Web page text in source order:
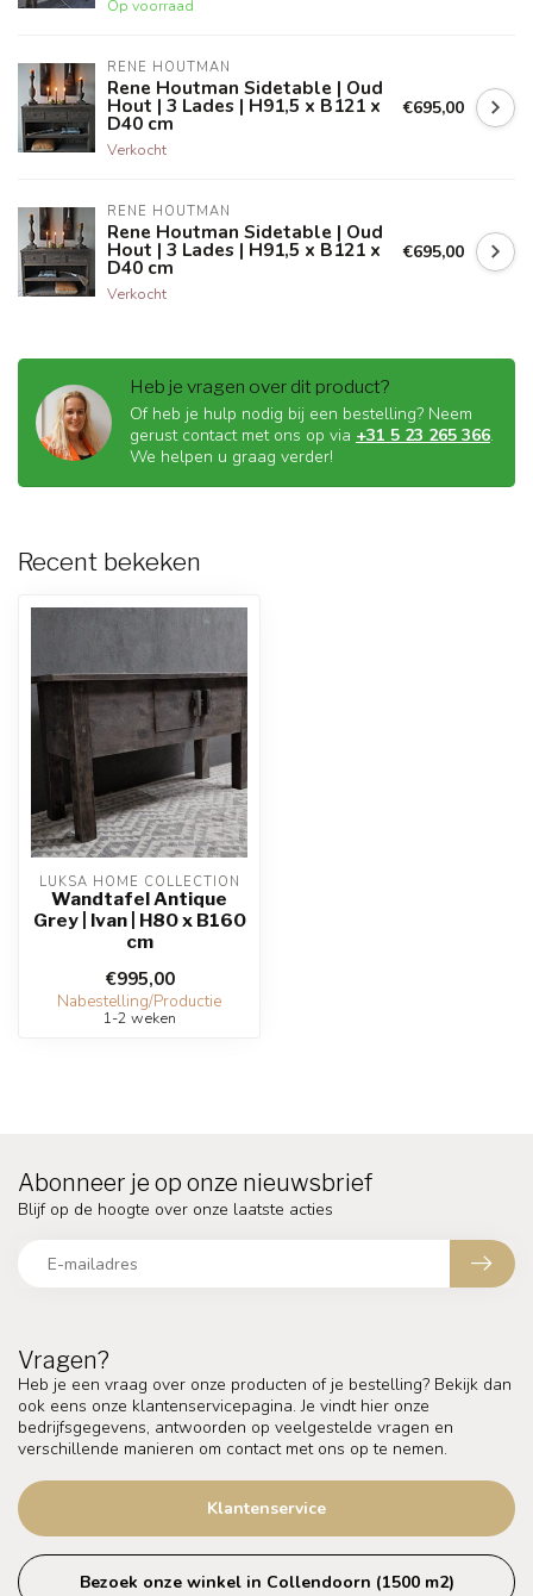
Op voorraad
RENE HOUTMAN
Rene Houtman Sidetable | Oud
Hout | 3 Lades | H91,5 x B121 x
D40 cm
Verkocht
€695,00
RENE HOUTMAN
Rene Houtman Sidetable | Oud
Hout | 3 Lades | H91,5 x B121 x
D40 cm
Verkocht
€695,00
Heb je vragen over dit product?
Of heb je hulp nodig bij een bestelling? Neem
gerust contact met ons op via +31 5 23 265 366.
We helpen u graag verder!
Recent bekeken
LUKSA HOME COLLECTION
Wandtafel Antique
Grey | Ivan | H80 x B160
cm
€995,00
Nabestelling/Productie
1-2 weken
Vragen?
Heb je een vraag over onze producten of je bestelling? Bekijk dan
ook eens onze klantenservicepagina. Je vindt hier onze
bedrijfsgegevens, antwoorden op veelgestelde vragen en
verschillende manieren om contact met ons op te nemen.
Klantenservice
Bezoek onze winkel in Collendoorn (1500 m2)
Abonneer je op onze nieuwsbrief
Blijf op de hoogte over onze laatste acties